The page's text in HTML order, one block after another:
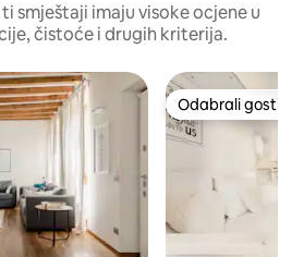
smještaji imaju visoke ocjene u
čistoće i drugih kriterija.
Odabrali gosti
Odabrali gosti